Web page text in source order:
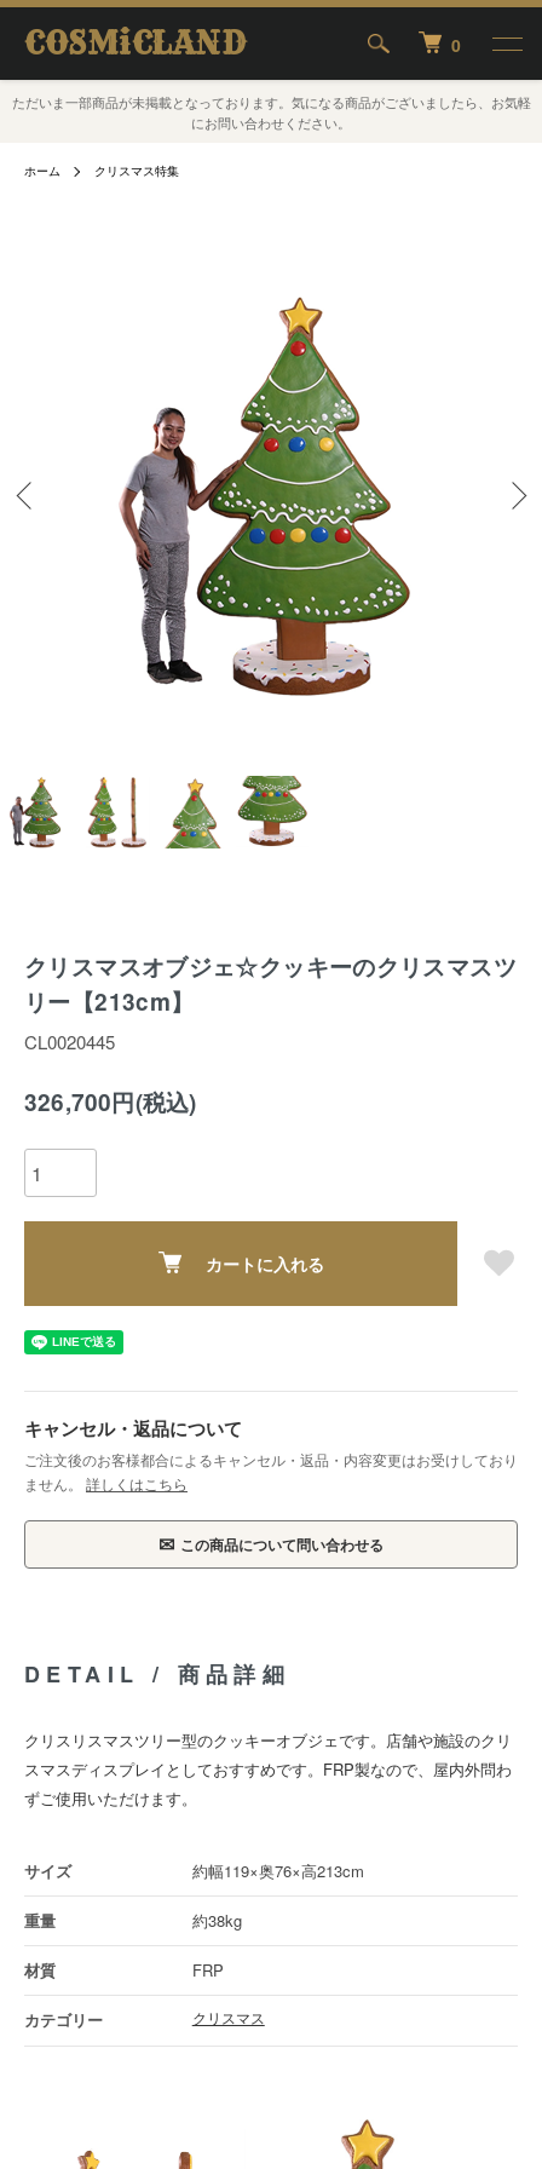
COSMiCLAND 0
ただいま一部商品が未掲載となっております。気になる商品がございましたら、お気軽
にお問い合わせください。
ホーム クリスマス特集
クリスマスオブジェ☆クッキーのクリスマスツ
リー【213cm】
CL0020445
326,700円(税込)
カートに入れる
キャンセル・返品について
ご注文後のお客様都合によるキャンセル・返品・内容変更はお受けしており
ません。 詳しくはこちら
✉ この商品について問い合わせる
DETAIL / 商品詳細
クリスリスマスツリー型のクッキーオブジェです。店舗や施設のクリ
スマスディスプレイとしておすすめです。FRP製なので、屋内外問わ
ずご使用いただけます。
約幅119×奥76×高213cm
約38kg
FRP
クリスマス